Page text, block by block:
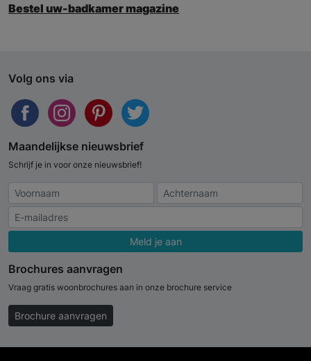
Bestel uw-badkamer magazine
Volg ons via
Maandelijkse nieuwsbrief
Schrijf je in voor onze nieuwsbrief!
Meld je aan
Brochures aanvragen
Vraag gratis woonbrochures aan in onze brochure service
Brochure aanvragen